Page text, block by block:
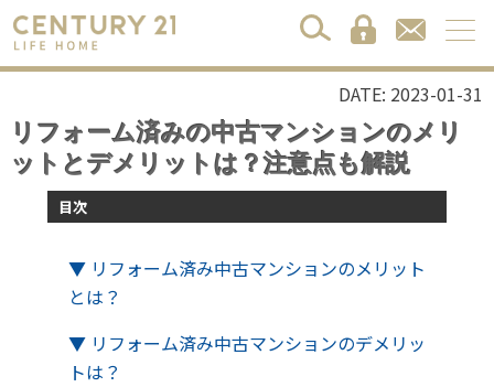
DATE: 2023-01-31
リフォーム済みの中古マンションのメリ
ットとデメリットは？注意点も解説
目次
▼ リフォーム済み中古マンションのメリット
とは？
▼ リフォーム済み中古マンションのデメリッ
トは？